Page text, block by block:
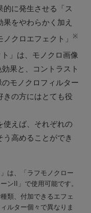
的に発生させる「ス
をやわらかく加え
クロエフェクト」 ※
」は、モノクロ画像
果と、コントラスト
モノクロフィルター
きの方にはとても役
使えば、それぞれの
高めることができ
は、「ラフモノクロー
ンII」で使用可能です。
類、付加できるエフェ
ルター個々で異なりま